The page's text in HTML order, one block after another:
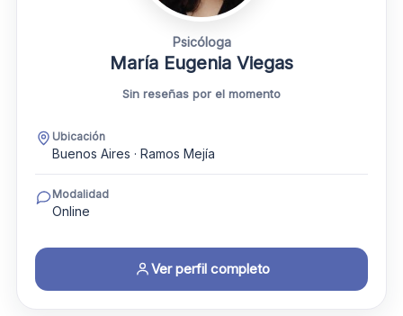
Psicóloga
María Eugenia Viegas
Sin reseñas por el momento
Ubicación
Buenos Aires · Ramos Mejía
Modalidad
Online
Ver perfil completo